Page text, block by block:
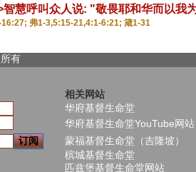
智慧呼叫众人说: "敬畏耶和华而以我
弗1-3,5:15-21,4:1-6:21; 箴1-31
所有
相关网站
华府基督生命堂
华府基督生命堂YouTube网站
蒙福基督生命堂（吉隆坡）
槟城基督生命堂
匹兹堡基督生命堂网站